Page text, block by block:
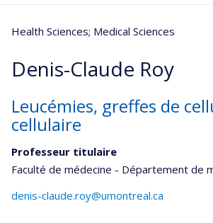
Health Sciences; Medical Sciences
Denis-Claude Roy
Leucémies, greffes de
cellulaire
Professeur titulaire
Faculté de médecine - Département de
denis-claude.roy@umontreal.ca